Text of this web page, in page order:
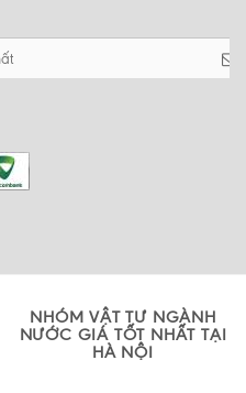
NHÓM VẬT TƯ NGÀNH
NƯỚC GIÁ TỐT NHẤT TẠI
HÀ NỘI